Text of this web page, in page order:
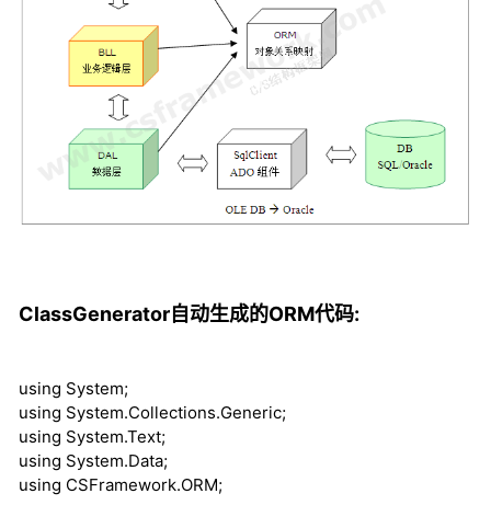
ClassGenerator自动生成的ORM代码:
using System;
using System.Collections.Generic;
using System.Text;
using System.Data;
using CSFramework.ORM;